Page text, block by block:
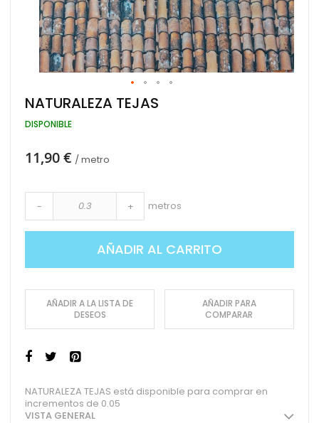
Saltar
al
comienzo
galería
NATURALEZA TEJAS
DISPONIBLE
11,90 € / metro
- + metros
AÑADIR AL CARRITO
AÑADIR A LA LISTA DE
DESEOS
AÑADIR PARA
COMPARAR
NATURALEZA TEJAS está disponible para comprar en
incrementos de 0.05
VISTA GENERAL